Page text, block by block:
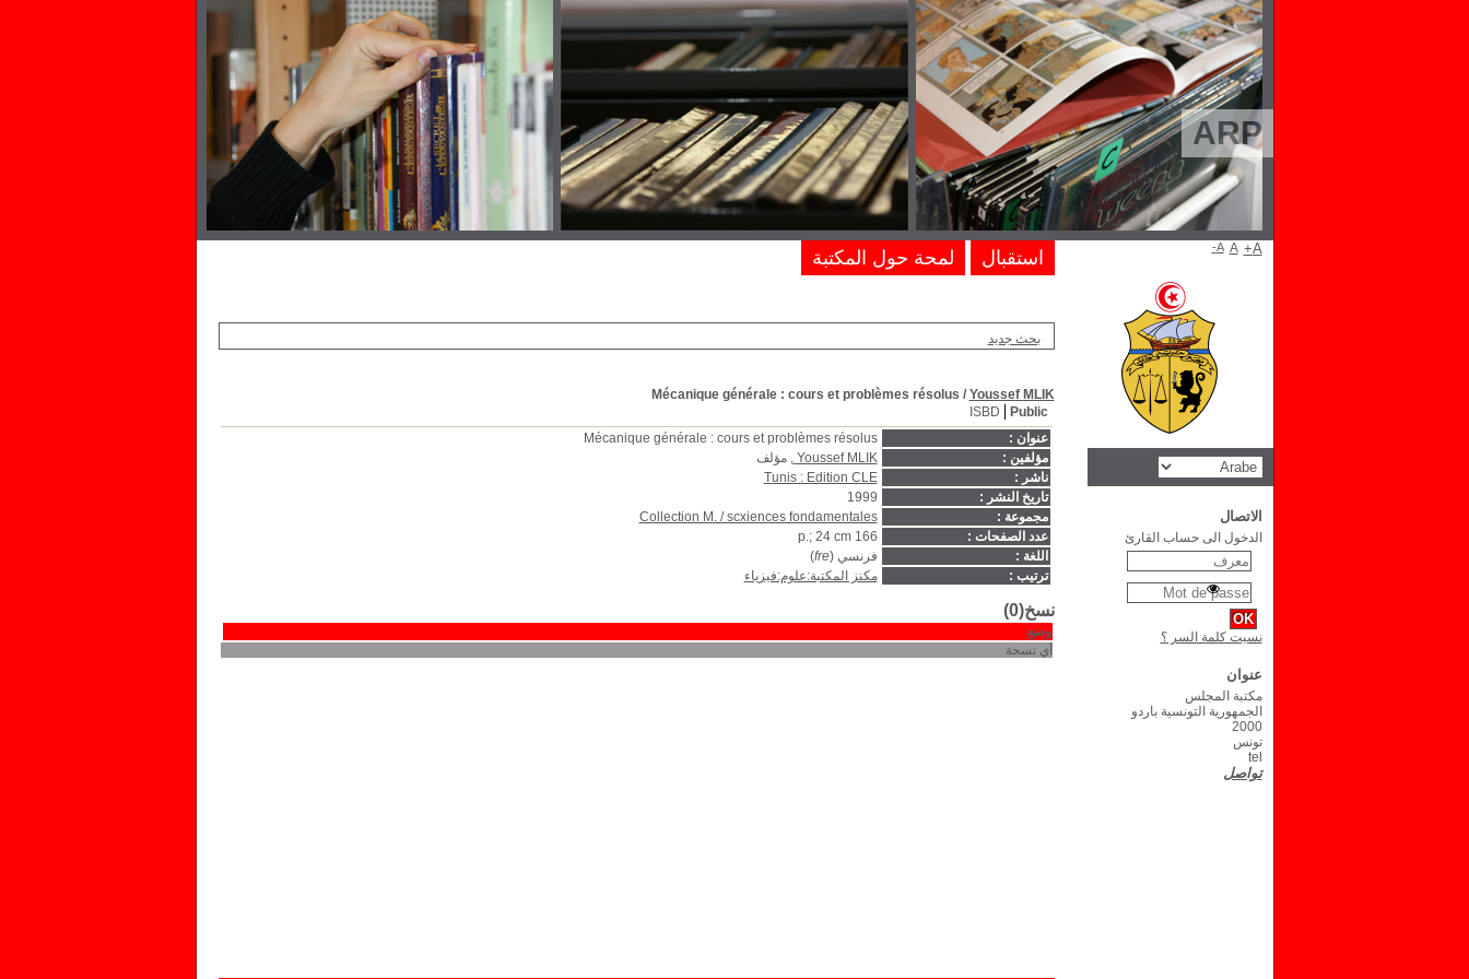
ARP
بحث جديد
Mécanique générale : cours et problèmes résolus / Youssef MLIK
Public
ISBD
عنوان :
Mécanique générale : cours et problèmes résolus
مؤلفين :
Youssef MLIK , مؤلف
ناشر :
Tunis : Edition CLE
تاريخ النشر :
1999
مجموعة :
Collection M. / scxiences fondamentales
عدد الصفحات :
166 p.; 24 cm
اللغة :
فرنسي (fre
)
ترتيب :
مكنز المكتبة:علوم:فيزياء
نسخ(0)
وضع
أي نسخة
استقبال لمحة حول المكتبة A- A A+
الاتصال
الدخول الى حساب القارئ
نسيت كلمة السر ؟
عنوان
مكتبة المجلس
الجمهورية التونسية باردو
2000
تونس
tel
تواصل